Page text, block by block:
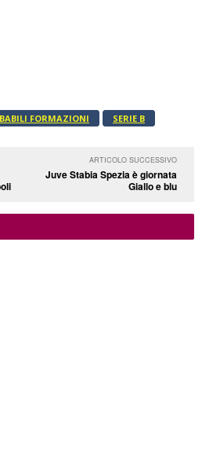
FORMAZIONI
SERIE B
ARTICOLO SUCCESSIVO
Juve Stabia Spezia è giornata
Giallo e blu